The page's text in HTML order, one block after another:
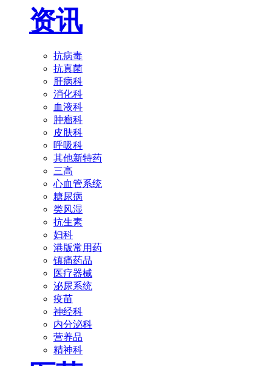
资讯
抗病毒
抗真菌
肝病科
消化科
血液科
肿瘤科
皮肤科
呼吸科
其他新特药
三高
心血管系统
糖尿病
类风湿
抗生素
妇科
港版常用药
镇痛药品
医疗器械
泌尿系统
疫苗
神经科
内分泌科
营养品
精神科